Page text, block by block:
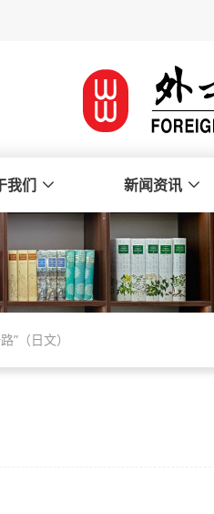
我们 新闻资讯
”（日文）